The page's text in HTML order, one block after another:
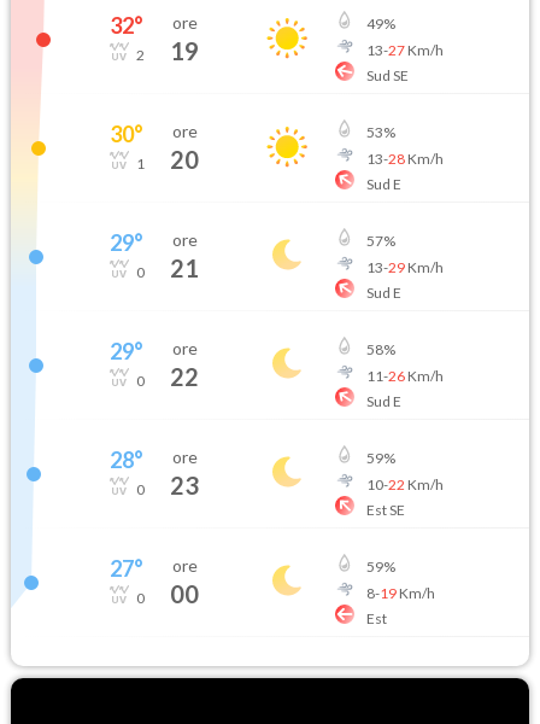
32°
2
ore
19
49%
13-27Km/h
Sud SE
30°
1
ore
20
53%
13-28Km/h
Sud E
29°
0
ore
21
57%
13-29Km/h
Sud E
29°
0
ore
22
58%
11-26Km/h
Sud E
28°
0
ore
23
59%
10-22 Km/h
Est SE
27°
0
ore
00
59%
8-19Km/h
Est